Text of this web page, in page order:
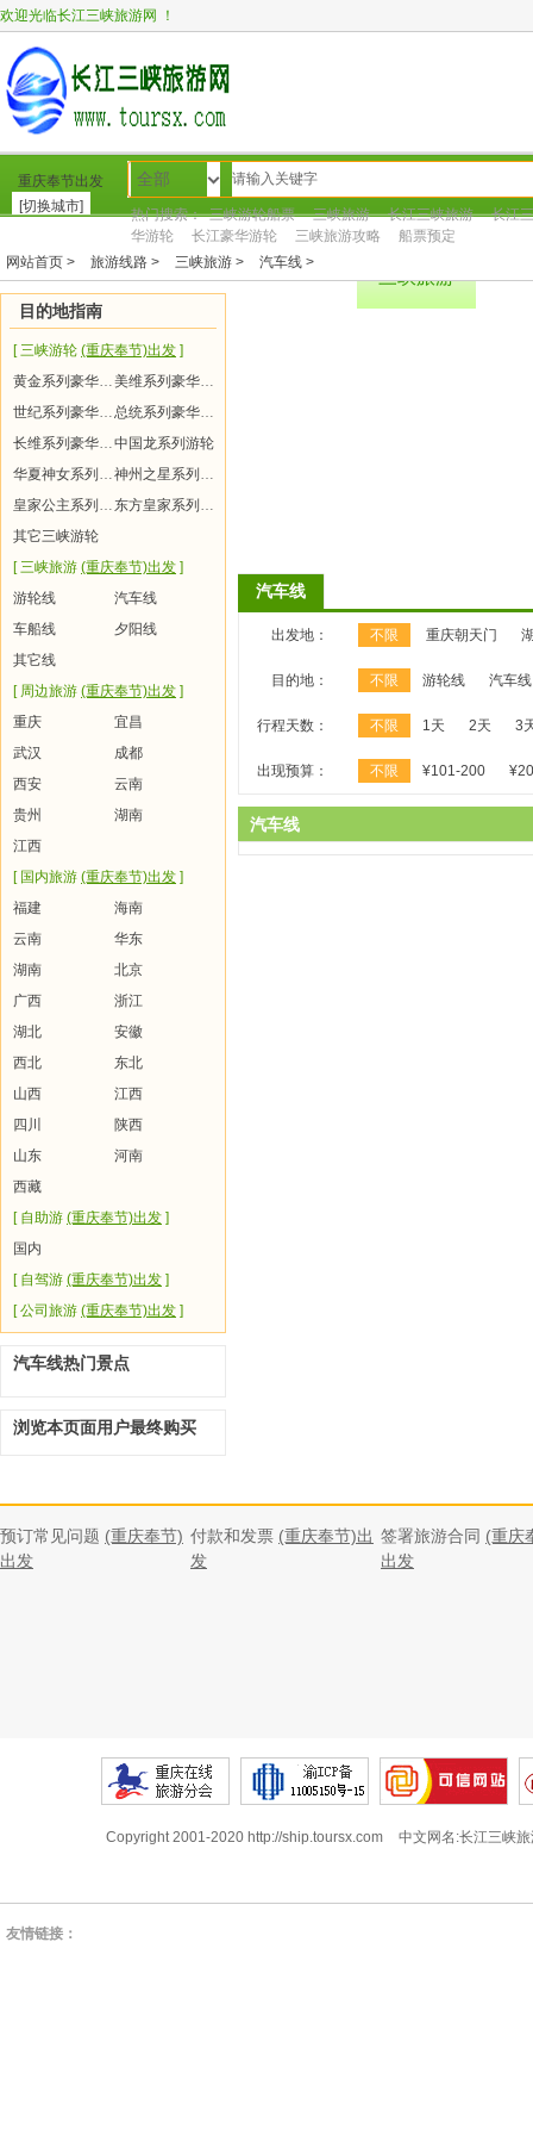
欢迎光临长江三峡旅游网 ！
重庆奉节出发
[切换城市]
全部
热门搜索： 三峡游轮船票 三峡旅游 长江三峡旅游
长江
华游轮
长江豪华游轮 三峡旅游攻略 船票预定
网站首页 转到新网站 三峡游轮 三峡旅游 周
网站首页 > 旅游线路 > 三峡旅游 > 汽车线 >
目的地指南
[ 三峡游轮 (重庆奉节)出发 ]
黄金系列豪华游轮
美维系列豪华游轮
世纪系列豪华游轮
总统系列豪华游轮
长维系列豪华游轮中国龙系列游轮
华夏神女系列游轮
神州之星系列游轮
皇家公主系列游轮
东方皇家系列游轮
其它三峡游轮
[ 三峡旅游 (重庆奉节)出发 ]
游轮线
汽车线
车船线
夕阳线
其它线
[ 周边旅游 (重庆奉节)出发 ]
重庆
宜昌
武汉
成都
西安
云南
贵州
湖南
江西
[ 国内旅游 (重庆奉节)出发 ]
福建
海南
云南
华东
湖南
北京
广西
浙江
湖北
安徽
西北
东北
山西
江西
四川
陕西
山东
河南
西藏
[ 自助游 (重庆奉节)出发 ]
国内
[ 自驾游 (重庆奉节)出发 ]
[ 公司旅游 (重庆奉节)出发 ]
汽车线热门景点
浏览本页面用户最终购买
汽车线
出发地： 不限 重庆朝天门
目的地： 不限 游轮线 汽车线
行程天数： 不限 1天 2天 3
出现预算： 不限 ¥101-200
汽车线
预订常见问题 (重庆奉节)
出发
付款和发票 (重庆奉节)出
发
签署旅游合同 (重庆
出发
Copyright 2001-2020 http://ship.toursx.com 中文网名:长江三峡
友情链接：